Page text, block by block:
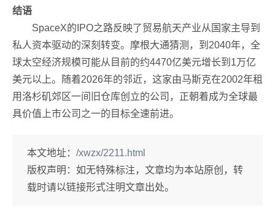
结语
SpaceX的IPO之路反映了贸易航天产业从国家主导到
私人资本驱动的深刻转变。摩根大通猜测，到2040年，全
球太空经济规模可能从目前的约4470亿美元增长到1万亿
美元以上。随着2026年的邻近，这家由马斯克在2002年租
用洛杉矶郊区一间旧仓库创立的公司，正朝着成为全球最
具价值上市公司之一的目标全速前进。
本文地址： /xwzx/2211.html
版权声明： 如无特殊标注，文章均为本站原创，转
载时请以链接形式注明文章出处。